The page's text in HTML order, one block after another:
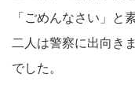
「ごめんなさい」と
二人は警察に出向き
でした。